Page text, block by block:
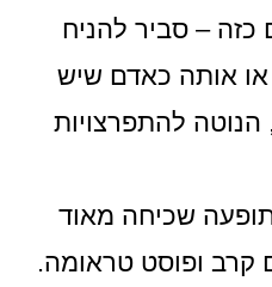
– סביר להניח
או אותה כאדם שיש
להתפרצויות
תופעה שכיחה מאוד
ופוסט טראומה.